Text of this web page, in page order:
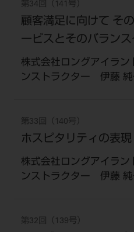
第34回（141号）
顧客満足に向けて そ
ービスとそのバランス
株式会社ロングアイラ
ンストラクター 伊藤 純
第33回（140号）
ホスピタリティの表現
株式会社ロングアイラ
ンストラクター 伊藤 純
第32回（139号）